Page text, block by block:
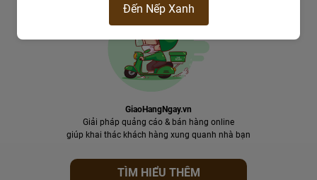
GiaoHangNgay.vn
Giải pháp quảng cáo & bán hàng online
giúp khai thác khách hàng xung quanh nhà bạn
TÌM HIỂU THÊM
Đến Nếp Xanh